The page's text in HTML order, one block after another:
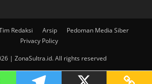
Redaksi Arsip
Pedoman Media Siber
Privacy Policy
| ZonaSultra.id. All rights reserved